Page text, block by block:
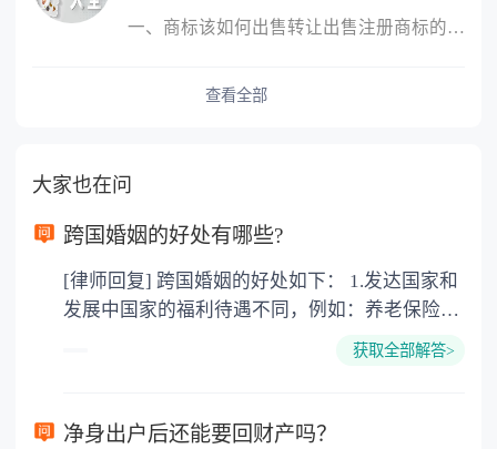
一、商标该如何出售转让出售注册商标的，转让人和受让人应当签订转...
查看全部
大家也在问
跨国婚姻的好处有哪些?
[律师回复] 跨国婚姻的好处如下： 1.发达国家和
发展中国家的福利待遇不同，例如：养老保险
看具体国家和具体城市。 2.西方文化不同。男性
获取全部解答>
净身出户后还能要回财产吗？